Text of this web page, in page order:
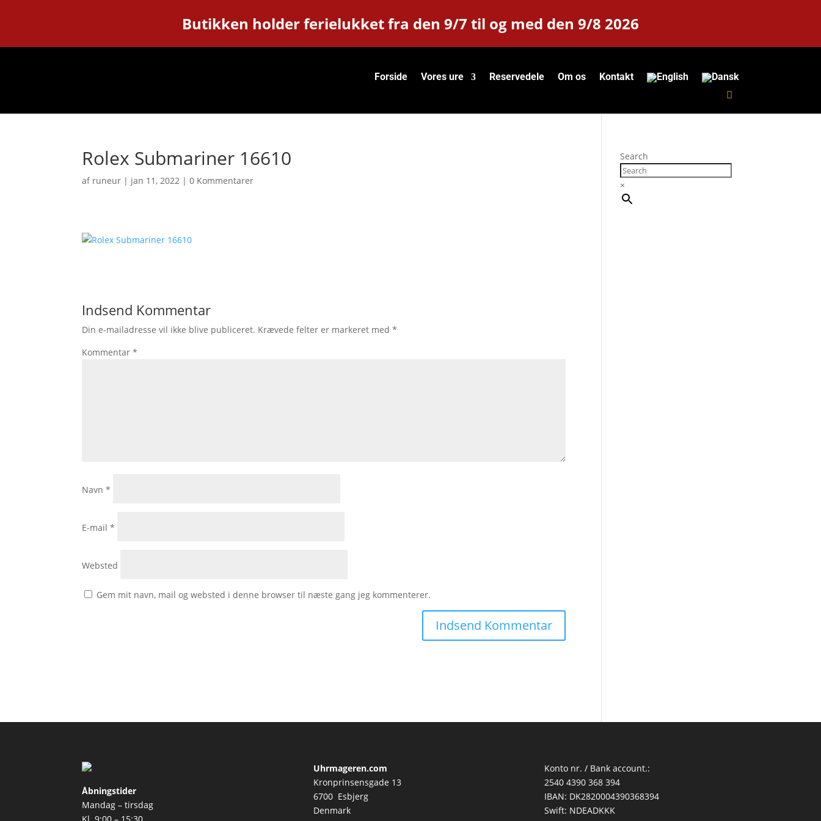
Butikken holder ferielukket fra den 9/7 til og med den 9/8 2026
Forside Vores ure Reservedele Om os Kontakt
Rolex Submariner 16610
af runeur | jan 11, 2022 |0 Kommentarer
Indsend Kommentar
Din e-mailadresse vil ikke blive publiceret. Krævede felter er markeret med*
Kommentar*
Navn*
E-mail*
Websted
Gem mit navn, mail og websted i denne browser til næste gang jeg kommenterer.
Search
×
Åbningstider
Mandag – tirsdag
Uhrmageren.com
Kronprinsensgade 13
6700 Esbjerg
Denmark
Konto nr. / Bank account.:
2540 4390 368 394
IBAN: DK2820004390368394
Swift: NDEADKKK